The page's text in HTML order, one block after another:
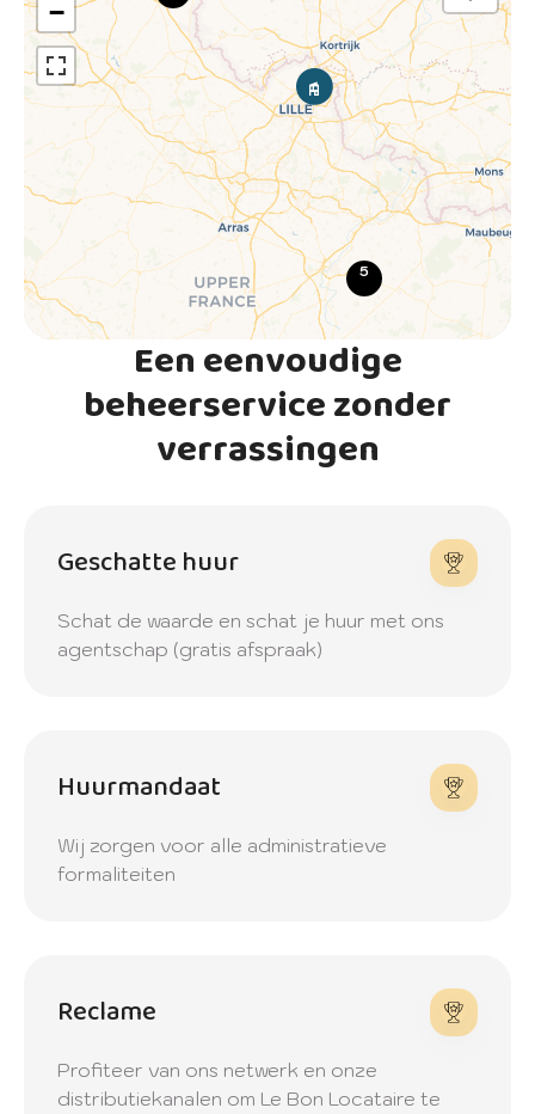
5
−
Een eenvoudige
beheerservice zonder
verrassingen
Geschatte huur
Schat de waarde en schat je huur met ons
agentschap (gratis afspraak)
Huurmandaat
Wij zorgen voor alle administratieve
formaliteiten
Reclame
Profiteer van ons netwerk en onze
distributiekanalen om Le Bon Locataire te